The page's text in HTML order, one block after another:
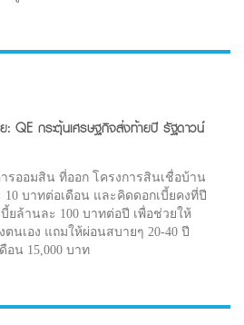
: QE กระตุ้นเศรษฐกิจส่งท้ายปี รัฐดาวน์
รออมสิน ที่ออก โครงการสินเชื่อบ้าน
บาทต่อเดือน และคิดดอกเบี้ยคงที่ปี
บี้ยล้านละ 100 บาทต่อปี เพื่อช่วยให้
นเอง แถมให้ผ่อนสบายๆ 20-40 ปี
น 15,000 บาท